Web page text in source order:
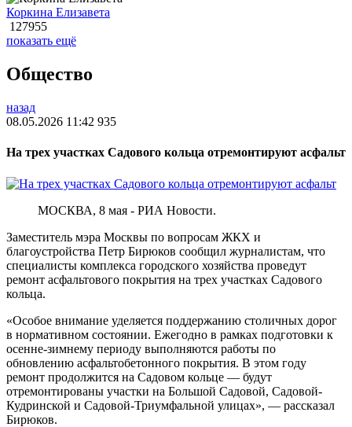
Коркина Елизавета
127955
показать ещё
Общество
назад
08.05.2026 11:42 935
На трех участках Садового кольца отремонтируют асфальт
МОСКВА, 8 мая - РИА Новости.
Заместитель мэра Москвы по вопросам ЖКХ и
благоустройства Петр Бирюков сообщил журналистам, что
специалисты комплекса городского хозяйства проведут
ремонт асфальтового покрытия на трех участках Садового
кольца.
«Особое внимание уделяется поддержанию столичных дорог
в нормативном состоянии. Ежегодно в рамках подготовки к
осенне-зимнему периоду выполняются работы по
обновлению асфальтобетонного покрытия. В этом году
ремонт продолжится на Садовом кольце — будут
отремонтированы участки на Большой Садовой, Садовой-
Кудринской и Садовой-Триумфальной улицах», — рассказал
Бирюков.